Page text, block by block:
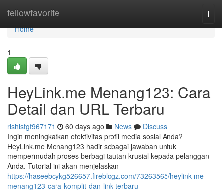
fellowfavorite
Home
Home
1
HeyLink.me Menang123: Cara
Detail dan URL Terbaru
rishistgf967171 60 days ago News
Discuss
Ingin meningkatkan efektivitas profil media sosial Anda?
HeyLink.me Menang123 hadir sebagai jawaban untuk
mempermudah proses berbagi tautan krusial kepada pelanggan
Anda. Tutorial ini akan menjelaskan
https://haseebcykg526657.fireblogz.com/73263565/heylink-me-
menang123-cara-komplit-dan-link-terbaru